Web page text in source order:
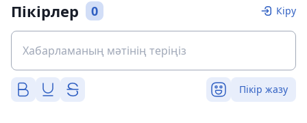
Пікірлер 0 Кіру
Пікір жазу